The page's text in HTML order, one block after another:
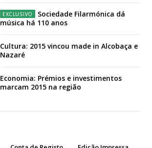
Sociedade Filarmónica dá
música há 110 anos
Cultura: 2015 vincou made in Alcobaça e
Nazaré
Economia: Prémios e investimentos
marcam 2015 na região